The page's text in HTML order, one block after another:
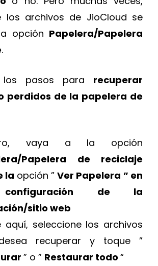
los archivos de JioCloud se
opción Papelera/Papelera
.
los pasos para recuperar
perdidos de la papelera de
vaya a la opción
Papelera de reciclaje
la opción ”Ver Papelera ” en
de la
sitio web
aquí, seleccione los archivos
recuperar y toque ”
” o ” Restaurar todo “